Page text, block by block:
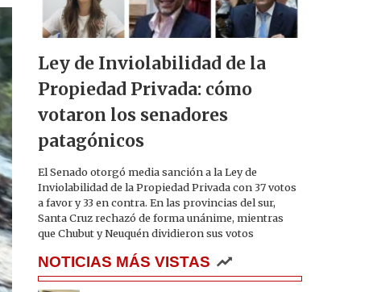
Ley de Inviolabilidad de la
Propiedad Privada: cómo
votaron los senadores
patagónicos
El Senado otorgó media sanción a la Ley de
Inviolabilidad de la Propiedad Privada con 37 votos
a favor y 33 en contra. En las provincias del sur,
Santa Cruz rechazó de forma unánime, mientras
que Chubut y Neuquén dividieron sus votos
NOTICIAS MÁS VISTAS